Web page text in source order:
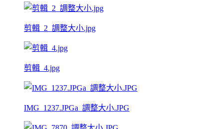
剪輯_2_調整大小.jpg
剪輯_4.jpg
IMG_1237.JPGa_調整大小.JPG